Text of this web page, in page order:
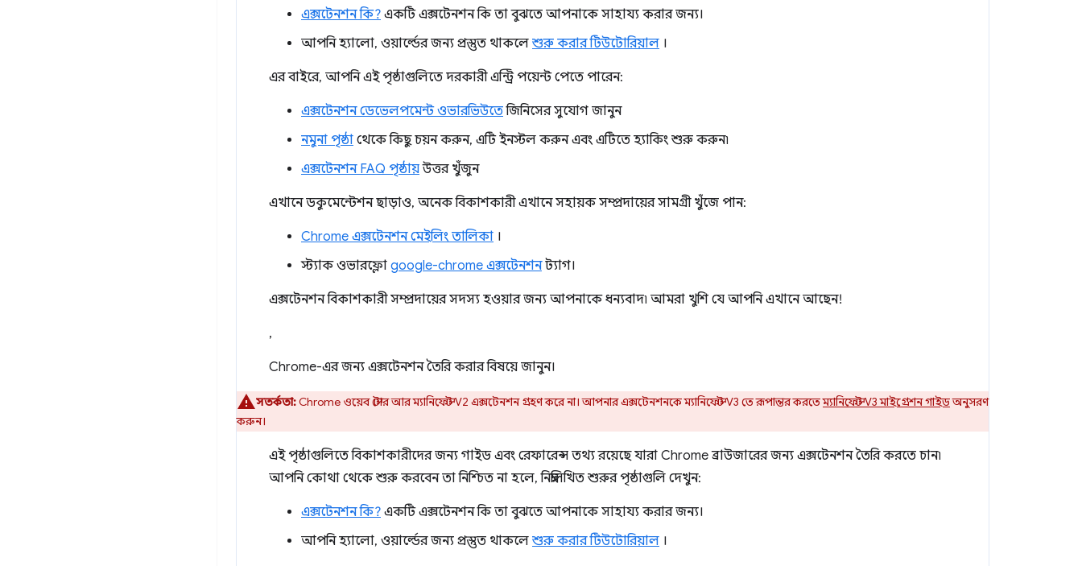
এক্সটেনশন কি? একটি এক্সটেনশন কি তা বুঝতে আপনাকে সাহায্য করার জন্য।
আপনি হ্যালো, ওয়ার্ল্ডের জন্য প্রস্তুত থাকলে শুরু করার টিউটোরিয়াল ।
এর বাইরে, আপনি এই পৃষ্ঠাগুলিতে দরকারী এন্ট্রি পয়েন্ট পেতে পারেন:
এক্সটেনশন ডেভেলপমেন্ট ওভারভিউতেজিনিসের সুযোগ জানুন
নমুনা পৃষ্ঠা থেকে কিছু চয়ন করুন, এটি ইনস্টল করুন এবং এটিতে হ্যাকিং শুরু করুন৷
এক্সটেনশন FAQ পৃষ্ঠায়উত্তর খুঁজুন
এখানে ডকুমেন্টেশন ছাড়াও, অনেক বিকাশকারী এখানে সহায়ক সম্প্রদায়ের সামগ্রী খুঁজে পান:
Chrome এক্সটেনশন মেইলিং তালিকা ।
স্ট্যাক ওভারফ্লো google-chrome এক্সটেনশনট্যাগ।
এক্সটেনশন বিকাশকারী সম্প্রদায়ের সদস্য হওয়ার জন্য আপনাকে ধন্যবাদ৷ আমরা খুশি যে আপনি এখানে আছেন!
,
Chrome-এর জন্য এক্সটেনশন তৈরি করার বিষয়ে জানুন।
সতর্কতা:Chrome ওয়েব স্টোর আর ম্যানিফেস্ট V2 এক্সটেনশন গ্রহণ করে না। আপনার এক্সটেনশনকে ম্যানিফেস্ট V3 তে রূপান্তর করতেম্যানিফেস্ট V3 মাইগ্রেশন গাইডঅনুসরণ
করুন।
এই পৃষ্ঠাগুলিতে বিকাশকারীদের জন্য গাইড এবং রেফারেন্স তথ্য রয়েছে যারা Chrome ব্রাউজারের জন্য এক্সটেনশন তৈরি করতে চান৷
আপনি কোথা থেকে শুরু করবেন তা নিশ্চিত না হলে, নিম্নলিখিত শুরুর পৃষ্ঠাগুলি দেখুন:
এক্সটেনশন কি? একটি এক্সটেনশন কি তা বুঝতে আপনাকে সাহায্য করার জন্য।
আপনি হ্যালো, ওয়ার্ল্ডের জন্য প্রস্তুত থাকলে শুরু করার টিউটোরিয়াল ।